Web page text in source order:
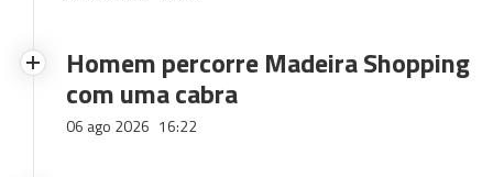
Homem percorre Madeira Shopping
com uma cabra
06 ago 2026 16:22